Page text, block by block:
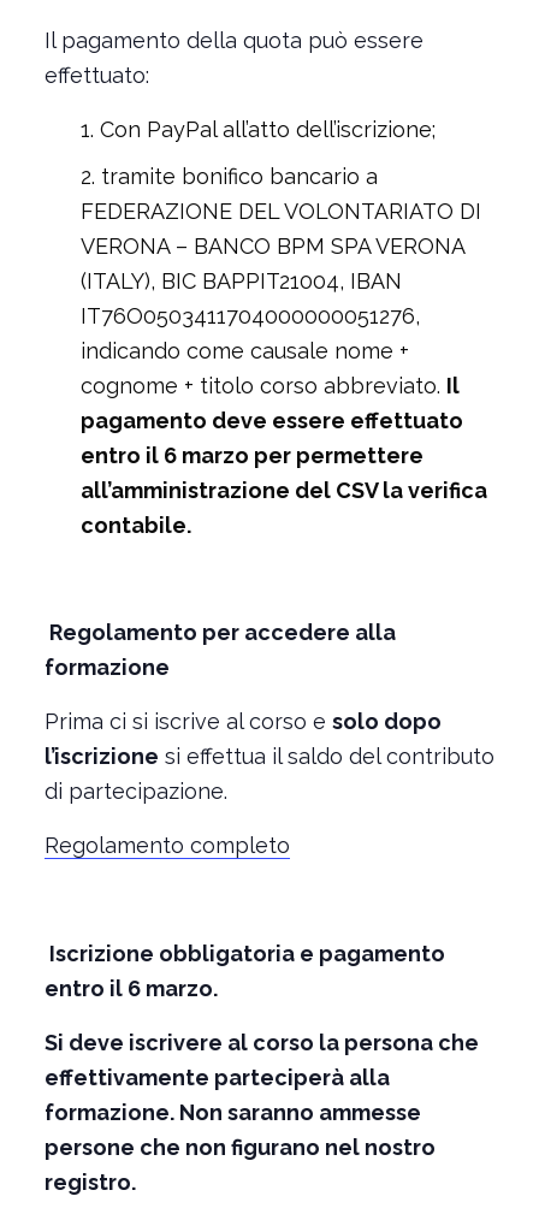
Il pagamento della quota può essere
effettuato:
Con PayPal all’atto dell’iscrizione;
tramite bonifico bancario a
FEDERAZIONE DEL VOLONTARIATO DI
VERONA – BANCO BPM SPA VERONA
(ITALY), BIC BAPPIT21004, IBAN
IT76O0503411704000000051276,
indicando come causale nome +
cognome + titolo corso abbreviato. Il
pagamento deve essere effettuato
entro il 6 marzo per permettere
all’amministrazione del CSV la verifica
contabile.
Regolamento per accedere alla
formazione
Prima ci si iscrive al corso e solo dopo
l’iscrizione si effettua il saldo del contributo
di partecipazione.
Regolamento completo
Iscrizione obbligatoria e pagamento
entro il 6 marzo.
Si deve iscrivere al corso la persona che
effettivamente parteciperà alla
formazione. Non saranno ammesse
persone che non figurano nel nostro
registro.